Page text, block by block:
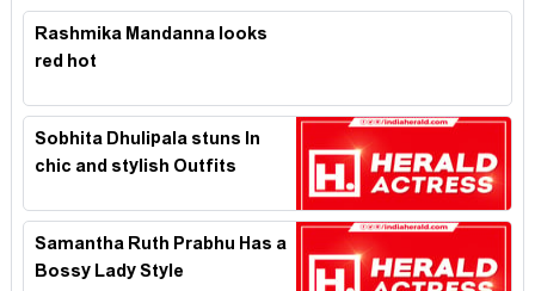
Rashmika Mandanna looks
red hot
Sobhita Dhulipala stuns In
chic and stylish Outfits
Samantha Ruth Prabhu Has a
Bossy Lady Style